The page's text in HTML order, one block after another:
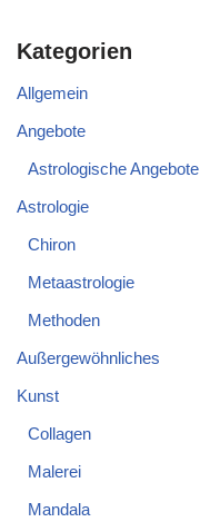
Kategorien
Allgemein
Angebote
Astrologische Angebote
Astrologie
Chiron
Metaastrologie
Methoden
Außergewöhnliches
Kunst
Collagen
Malerei
Mandala